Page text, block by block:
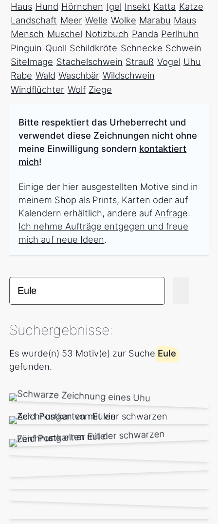
Haus Hund Hörnchen Igel Insekt Katta Katze
Landschaft Meer Welle Wolke Marabu Maus
Mensch Muschel Notizbuch Panda Perlhuhn
Pinguin Quoll Schildkröte Schnecke Schwein
SiteImage Stachelschwein Strauß Vogel Uhu
Rabe Wald Waschbär Wildschwein
Windflüchter Wolf Ziege
Bitte respektiert das Urheberrecht und
verwendet diese Zeichnungen nicht ohne
meine Einwilligung sondern kontaktiert
mich!
Einige der hier ausgestellten Motive sind in
meinem Shop als Prints, Karten oder auf
Kalendern erhältlich, andere auf Anfrage.
Ich nehme Aufträge entgegen und freue
mich auf neue Ideen.
Suchergebnisse:
Es wurde(n) 53 Motiv(e) zur Suche Eule
gefunden.